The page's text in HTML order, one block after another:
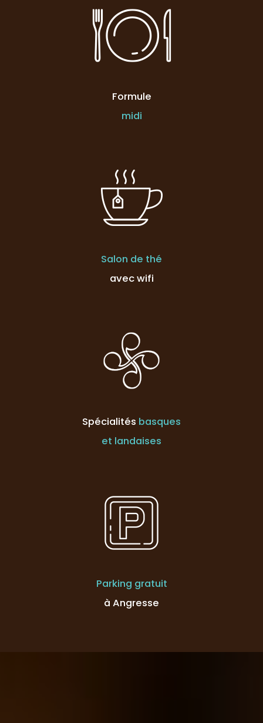
Formule
midi
Salon de thé
avec wifi
Spécialités basques
et landaises
Parking gratuit
à Angresse